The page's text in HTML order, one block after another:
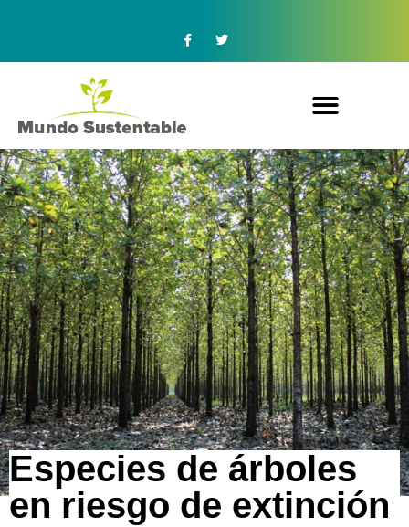
Especies de árboles
en riesgo de extinción